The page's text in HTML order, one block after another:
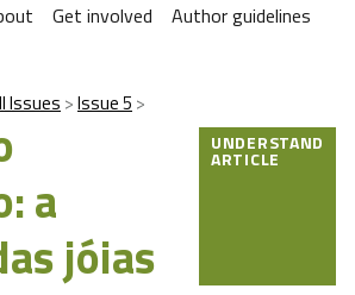
Get involved Author guidelines
Issues Issue 5
a
jóias
UNDERSTAND
ARTICLE